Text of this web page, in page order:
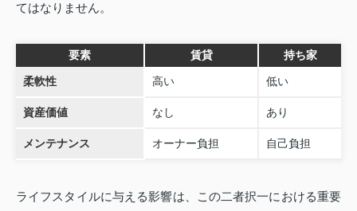
てはなりません。
要素 賃貸 持ち家
柔軟性 高い 低い
資産価値 なし あり
メンテナンス オーナー負担 自己負担
ライフスタイルに与える影響は、この二者択一における重要